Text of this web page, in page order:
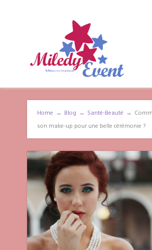
Home → Blog → Santé-Beauté →
son make-up pour une belle cérémonie ?